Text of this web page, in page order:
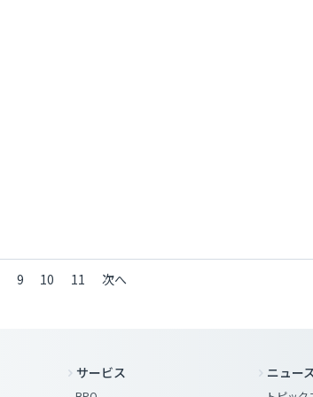
9 10 11 次へ
サービス ニュー